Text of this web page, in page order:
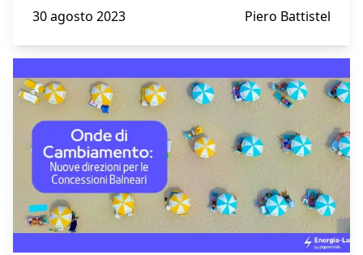
considerazione di ciò, il Governo ha introdotto
una misura speciale anche quest’anno,
denominata "Bonus Animali Domestici", mirata
Questo aiuto non solo allevia gli oneri economici
legati alle cure veterinarie, ma promuove anche
il benessere degli animali.
30 agosto 2023 Piero Battistel